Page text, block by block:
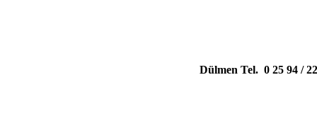
Dülmen Tel. 0 25 94 /